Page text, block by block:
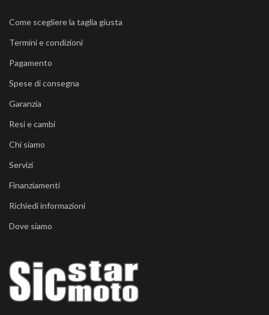
Come scegliere la taglia giusta
Termini e condizioni
Pagamento
Spese di consegna
Garanzia
Resi e cambi
Chi siamo
Servizi
Finanziamenti
Richiedi informazioni
Dove siamo